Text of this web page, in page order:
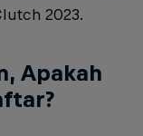
2023.
Apakah